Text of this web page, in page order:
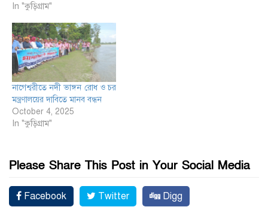
In "কুড়িগ্রাম"
নাগেশ্বরীতে নদী ভাঙ্গন রোধ ও চর
মন্ত্রণালয়ের দাবিতে মানব বন্ধন
October 4, 2025
In "কুড়িগ্রাম"
Please Share This Post in Your Social Media
Facebook Twitter Digg